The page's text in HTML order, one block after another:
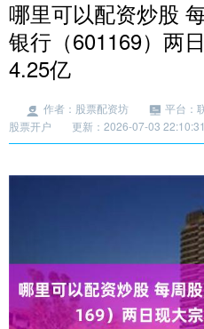
哪里可以配资炒股
银行（601169）两
4.25亿
作者：股票配资坊
平台：
股票开户
更新：2026-07-03 22:10:31